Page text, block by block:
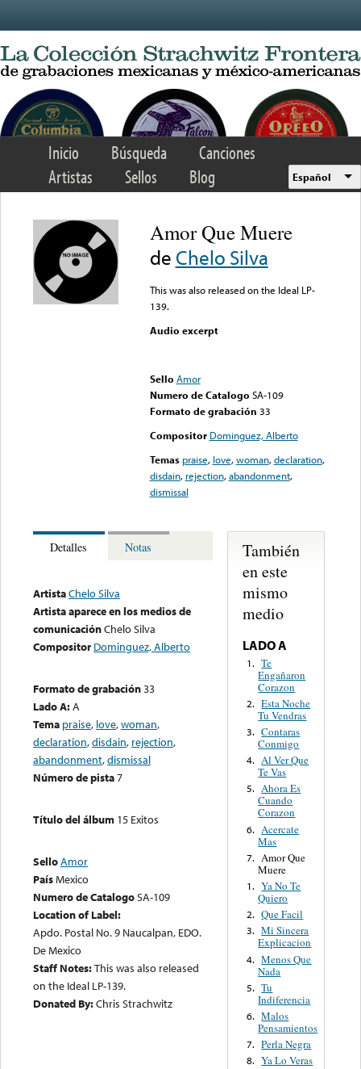
Inicio Búsqueda
Canciones
Artistas
Sellos Blog Español
Amor Que Muere
de Chelo Silva
This was also released on the Ideal LP-
139.
Audio excerpt
Sello Amor
Numero de Catalogo SA-109
Formato de grabación 33
Compositor Dominguez, Alberto
Temas praise, love,woman,declaration,
disdain, rejection,abandonment,
dismissal
Detalles Notas
ArtistaChelo Silva
Artista aparece en los medios de
comunicaciónChelo Silva
Compositor Dominguez, Alberto
Formato de grabación33
Lado A:A
Tema praise, love,woman,
declaration,disdain, rejection,
abandonment,dismissal
Número de pista7
Título del álbum 15 Exitos
SelloAmor
PaísMexico
Numero de CatalogoSA-109
Location of Label:
Apdo. Postal No. 9 Naucalpan, EDO.
De Mexico
Staff Notes:This was also released
on the Ideal LP-139.
Donated By:Chris Strachwitz
También
en este
mismo
medio
LADO A
1. Te
Engañaron
Corazon
2. Esta Noche
Tu Vendras
3. Contaras
Conmigo
4. Al Ver Que
Te Vas
5. Ahora Es
Cuando
Corazon
6. Acercate
Mas
7. Amor Que
Muere
1. Ya No Te
Quiero
2. Que Facil
3. Mi Sincera
Explicacion
4. Menos Que
Nada
5. Tu
Indiferencia
6. Malos
Pensamientos
7. Perla Negra
8. Ya Lo Veras